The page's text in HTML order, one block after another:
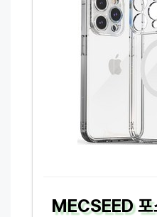
MECSEED